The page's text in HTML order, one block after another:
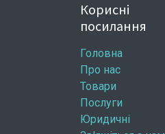
Корисні
посилання
Головна
Про нас
Товари
Послуги
Юридичні